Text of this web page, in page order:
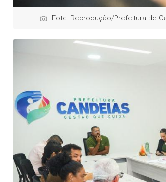
Foto: Reprodução/Prefeitura de